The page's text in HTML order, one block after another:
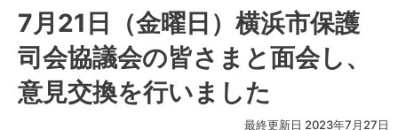
フォトダイアリー 2023年7月
7月21日（金曜日）横浜市保護司会協議会の皆さまと面会し、
意見交換を行いました
7月21日（金曜日）横浜市保護
司会協議会の皆さまと面会し、
意見交換を行いました
最終更新日 2023年7月27日